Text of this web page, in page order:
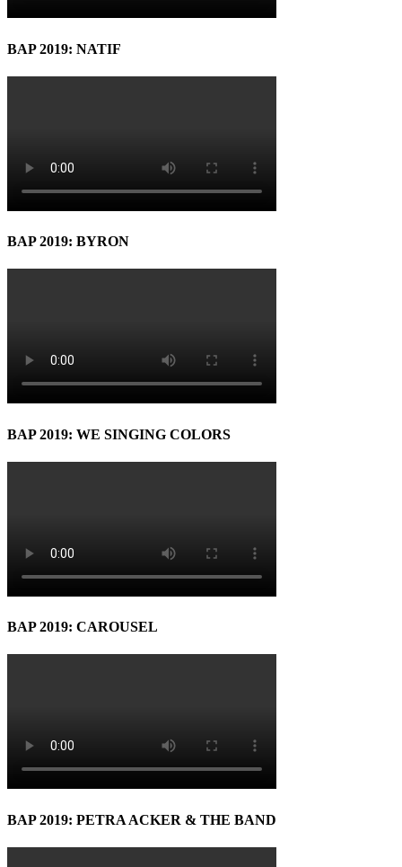
BAP 2019: NATIF
BAP 2019: BYRON
BAP 2019: WE SINGING COLORS
BAP 2019: CAROUSEL
BAP 2019: PETRA ACKER & THE BAND